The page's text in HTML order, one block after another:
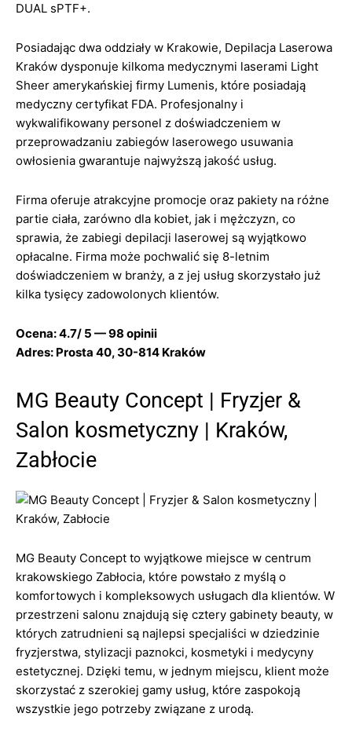
DUAL sPTF+.
Posiadając dwa oddziały w Krakowie, Depilacja Laserowa
Kraków dysponuje kilkoma medycznymi laserami Light
Sheer amerykańskiej firmy Lumenis, które posiadają
medyczny certyfikat FDA. Profesjonalny i
wykwalifikowany personel z doświadczeniem w
przeprowadzaniu zabiegów laserowego usuwania
owłosienia gwarantuje najwyższą jakość usług.
Firma oferuje atrakcyjne promocje oraz pakiety na różne
partie ciała, zarówno dla kobiet, jak i mężczyzn, co
sprawia, że zabiegi depilacji laserowej są wyjątkowo
opłacalne. Firma może pochwalić się 8-letnim
doświadczeniem w branży, a z jej usług skorzystało już
kilka tysięcy zadowolonych klientów.
Ocena: 4.7/ 5 — 98 opinii
Adres: Prosta 40, 30-814 Kraków
MG Beauty Concept | Fryzjer &
Salon kosmetyczny | Kraków,
Zabłocie
MG Beauty Concept to wyjątkowe miejsce w centrum
krakowskiego Zabłocia, które powstało z myślą o
komfortowych i kompleksowych usługach dla klientów. W
przestrzeni salonu znajdują się cztery gabinety beauty, w
których zatrudnieni są najlepsi specjaliści w dziedzinie
fryzjerstwa, stylizacji paznokci, kosmetyki i medycyny
estetycznej. Dzięki temu, w jednym miejscu, klient może
skorzystać z szerokiej gamy usług, które zaspokoją
wszystkie jego potrzeby związane z urodą.